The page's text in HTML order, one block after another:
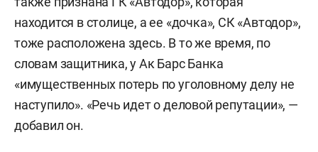
находится в столице, а ее «дочка», СК «Автодор»,
тоже расположена здесь. В то же время, по
словам защитника, у Ак Барс Банка
«имущественных потерь по уголовному делу не
наступило». «Речь идет о деловой репутации», —
добавил он.